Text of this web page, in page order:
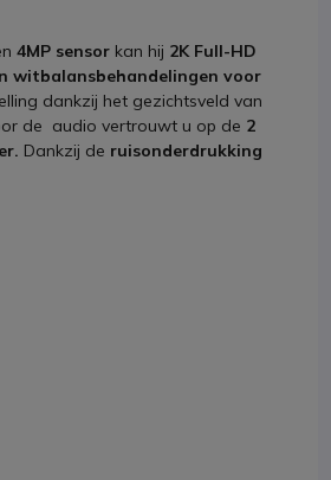
4MP sensor kan hij 2K Full-HD
witbalansbehandelingen voor
dankzij het gezichtsveld van
de audio vertrouwt u op de 2
Dankzij de ruisonderdrukking